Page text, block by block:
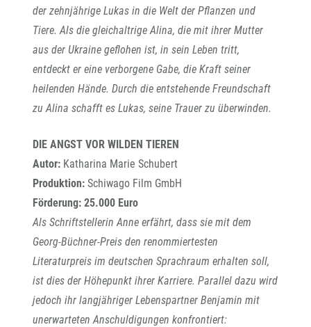
der zehnjährige Lukas in die Welt der Pflanzen und
Tiere. Als die gleichaltrige Alina, die mit ihrer Mutter
aus der Ukraine geflohen ist, in sein Leben tritt,
entdeckt er eine verborgene Gabe, die Kraft seiner
heilenden Hände. Durch die entstehende Freundschaft
zu Alina schafft es Lukas, seine Trauer zu überwinden.
DIE ANGST VOR WILDEN TIEREN
Autor: Katharina Marie Schubert
Produktion: Schiwago Film GmbH
Förderung: 25.000 Euro
Als Schriftstellerin Anne erfährt, dass sie mit dem
Georg-Büchner-Preis den renommiertesten
Literaturpreis im deutschen Sprachraum erhalten soll,
ist dies der Höhepunkt ihrer Karriere. Parallel dazu wird
jedoch ihr langjähriger Lebenspartner Benjamin mit
unerwarteten Anschuldigungen konfrontiert: